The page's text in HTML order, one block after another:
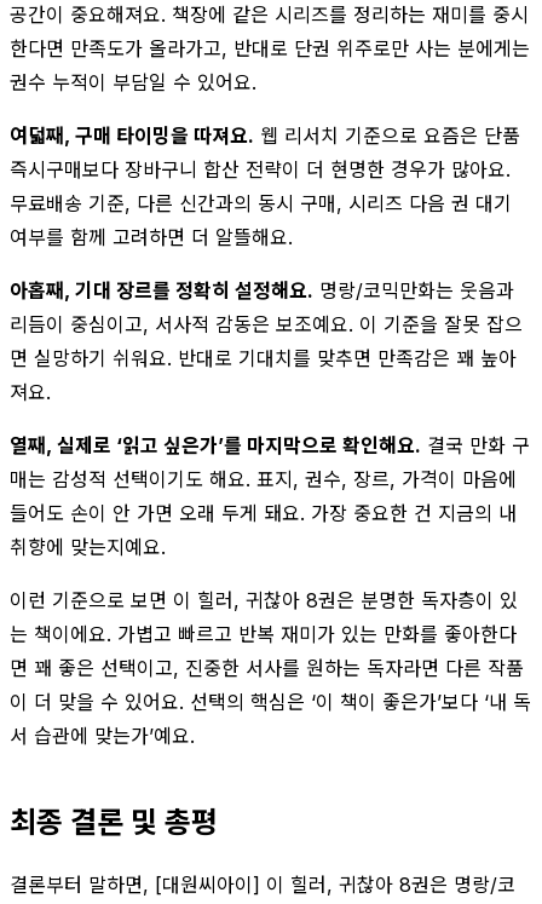
공간이 중요해져요. 책장에 같은 시리즈를 정리하는 재미를 중시
한다면 만족도가 올라가고, 반대로 단권 위주로만 사는 분에게는
권수 누적이 부담일 수 있어요.
여덟째, 구매 타이밍을 따져요. 웹 리서치 기준으로 요즘은 단품
즉시구매보다 장바구니 합산 전략이 더 현명한 경우가 많아요.
무료배송 기준, 다른 신간과의 동시 구매, 시리즈 다음 권 대기
여부를 함께 고려하면 더 알뜰해요.
아홉째, 기대 장르를 정확히 설정해요. 명랑/코믹만화는 웃음과
리듬이 중심이고, 서사적 감동은 보조예요. 이 기준을 잘못 잡으
면 실망하기 쉬워요. 반대로 기대치를 맞추면 만족감은 꽤 높아
져요.
열째, 실제로 ‘읽고 싶은가’를 마지막으로 확인해요. 결국 만화 구
매는 감성적 선택이기도 해요. 표지, 권수, 장르, 가격이 마음에
들어도 손이 안 가면 오래 두게 돼요. 가장 중요한 건 지금의 내
취향에 맞는지예요.
이런 기준으로 보면 이 힐러, 귀찮아 8권은 분명한 독자층이 있
는 책이에요. 가볍고 빠르고 반복 재미가 있는 만화를 좋아한다
면 꽤 좋은 선택이고, 진중한 서사를 원하는 독자라면 다른 작품
이 더 맞을 수 있어요. 선택의 핵심은 ‘이 책이 좋은가’보다 ‘내 독
서 습관에 맞는가’예요.
최종 결론 및 총평
결론부터 말하면, [대원씨아이] 이 힐러, 귀찮아 8권은 명랑/코